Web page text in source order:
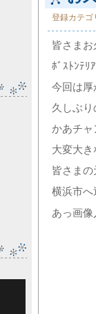
登録カテゴ
皆さま
ﾎﾞｽﾄﾝﾃﾘ
今回は厚
久しぶ
かあチ
大変大
皆さま
横浜市
あっ画像